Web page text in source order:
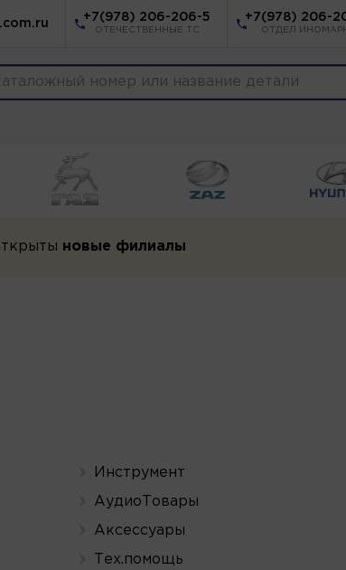
+7(978) 206-206-5
ОТЕЧЕСТВЕННЫЕ ТС
+7(978) 206-
ОТДЕЛ
новые филиалы
Инструмент
АудиоТовары
Аксессуары
Тех.помощь